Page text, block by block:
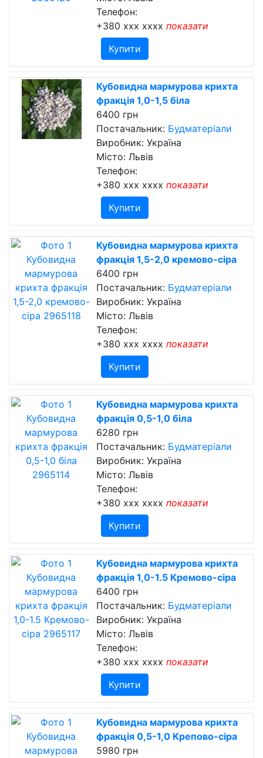
Телефон:
+380 xxx xxxx показати
Купити
Кубовидна мармурова крихта
фракція 1,0-1,5 біла
6400 грн
Постачальник: Будматеріали
Виробник: Україна
Місто: Львів
Телефон:
+380 xxx xxxx показати
Купити
Кубовидна мармурова крихта
фракція 1,5-2,0 кремово-сіра
6400 грн
Постачальник: Будматеріали
Виробник: Україна
Місто: Львів
Телефон:
+380 xxx xxxx показати
Купити
Кубовидна мармурова крихта
фракція 0,5-1,0 біла
6280 грн
Постачальник: Будматеріали
Виробник: Україна
Місто: Львів
Телефон:
+380 xxx xxxx показати
Купити
Кубовидна мармурова крихта
фракція 1,0-1.5 Кремово-сіра
6400 грн
Постачальник: Будматеріали
Виробник: Україна
Місто: Львів
Телефон:
+380 xxx xxxx показати
Купити
Кубовидна мармурова крихта
фракція 0,5-1,0 Крепово-сіра
5980 грн